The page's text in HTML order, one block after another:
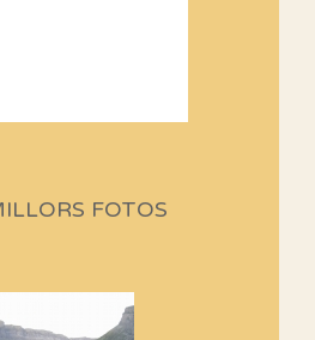
caminar, alguna
FOTOS